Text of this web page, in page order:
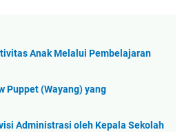
Anak Melalui Pembelajaran
Puppet (Wayang) yang
Administrasi oleh Kepala Sekolah